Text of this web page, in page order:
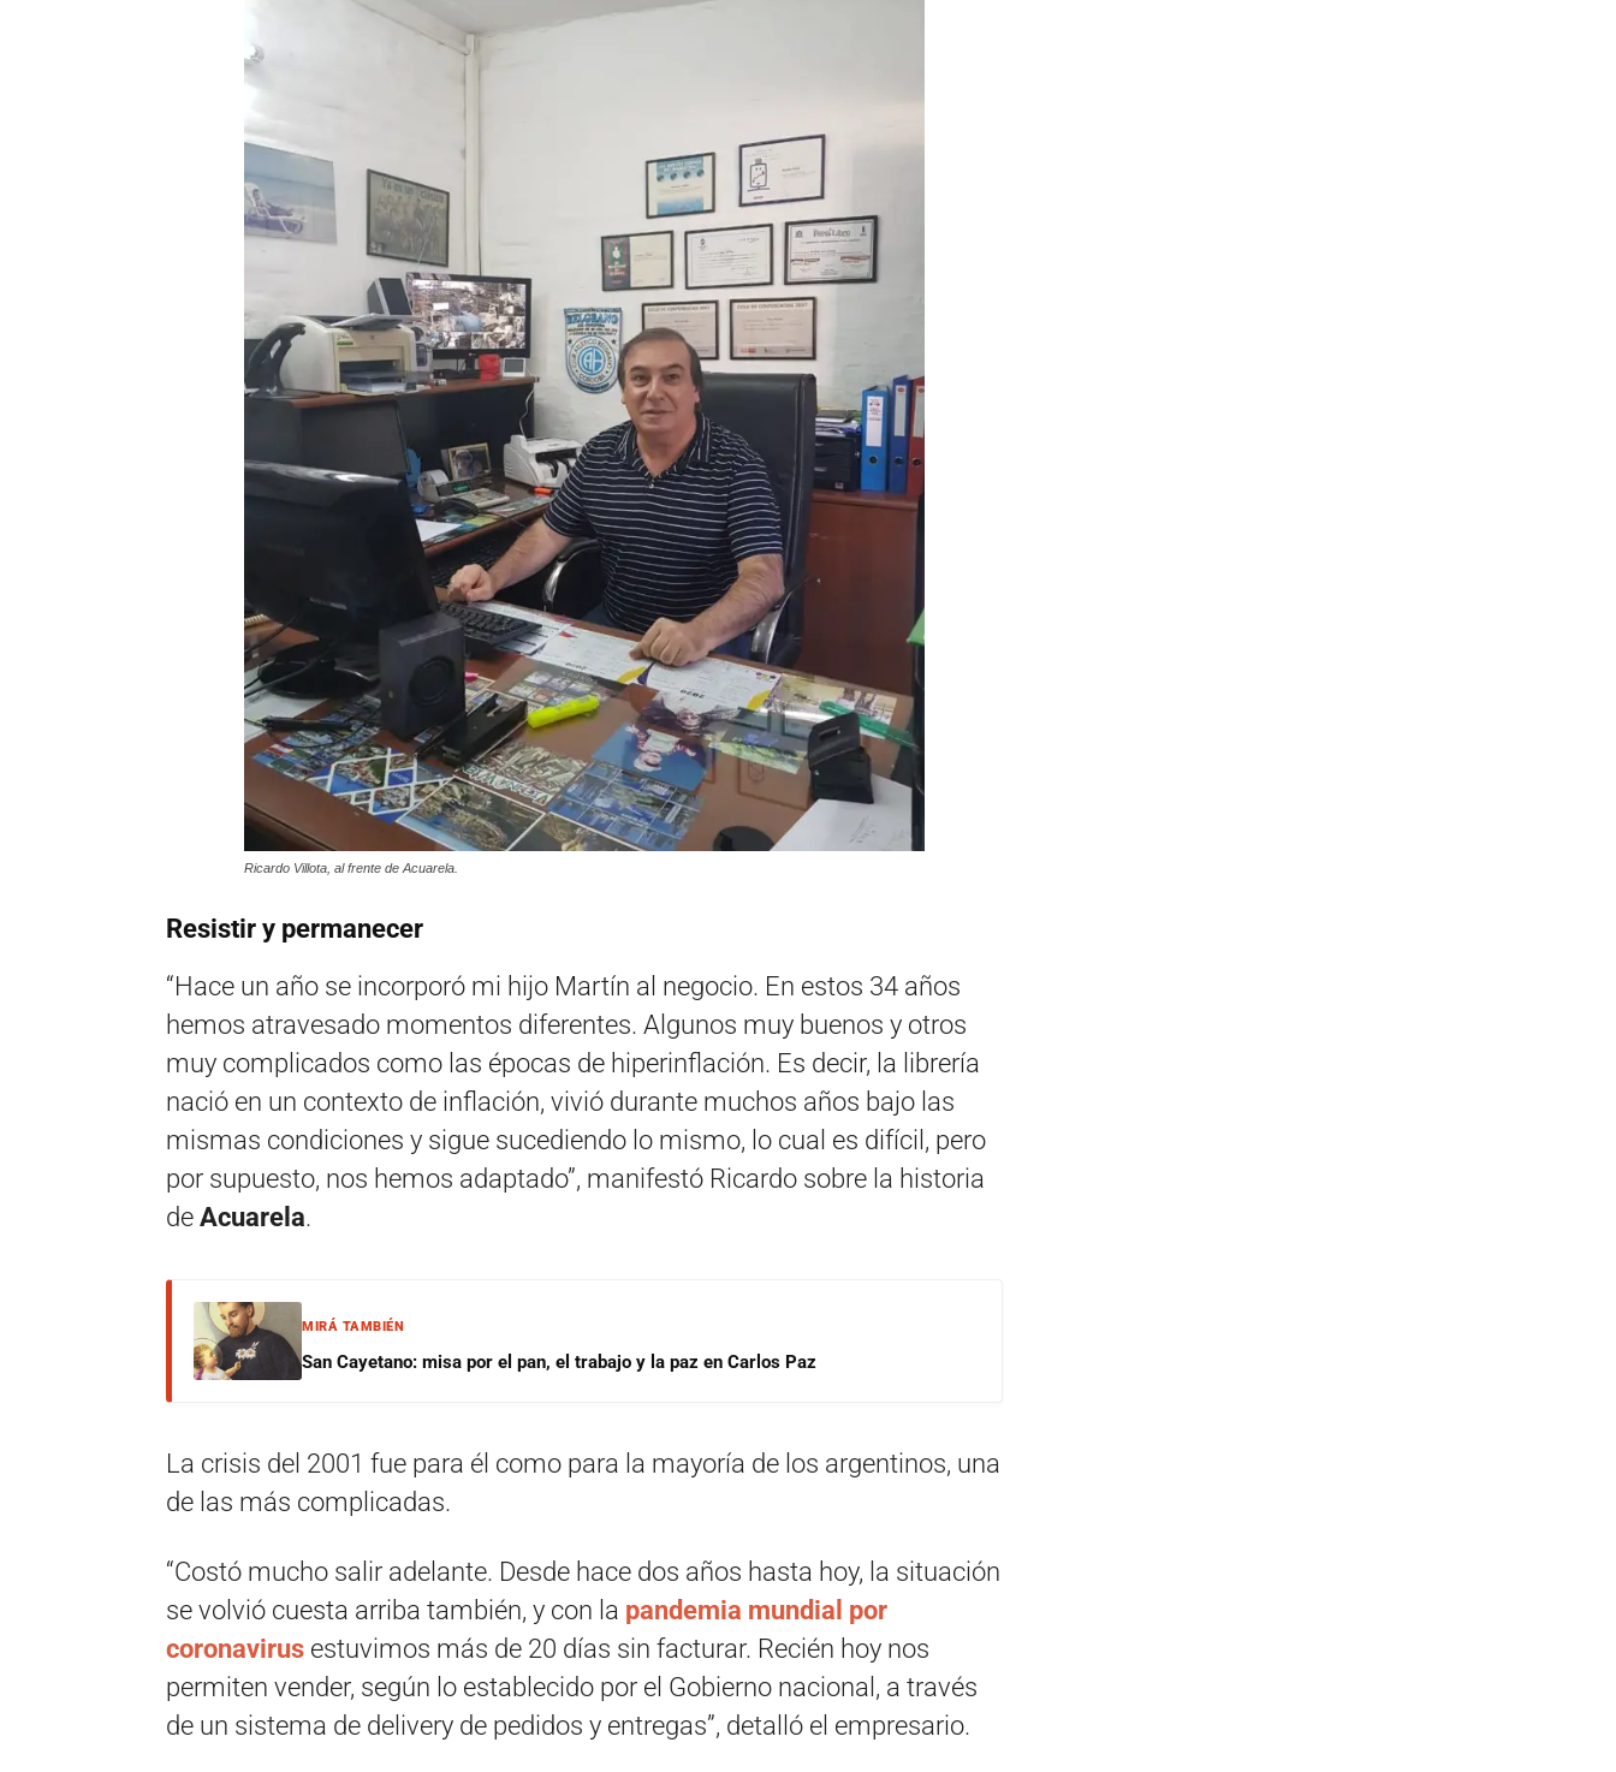
Ricardo Villota, al frente de Acuarela.
Resistir y permanecer
“Hace un año se incorporó mi hijo Martín al negocio. En estos 34 años
hemos atravesado momentos diferentes. Algunos muy buenos y otros
muy complicados como las épocas de hiperinflación. Es decir, la librería
nació en un contexto de inflación, vivió durante muchos años bajo las
mismas condiciones y sigue sucediendo lo mismo, lo cual es difícil, pero
por supuesto, nos hemos adaptado”, manifestó Ricardo sobre la historia
de Acuarela.
MIRÁ TAMBIÉN
San Cayetano: misa por el pan, el trabajo y la paz en Carlos Paz
La crisis del 2001 fue para él como para la mayoría de los argentinos, una
de las más complicadas.
“Costó mucho salir adelante. Desde hace dos años hasta hoy, la situación
se volvió cuesta arriba también, y con la pandemia mundial por
coronavirus estuvimos más de 20 días sin facturar. Recién hoy nos
permiten vender, según lo establecido por el Gobierno nacional, a través
de un sistema de delivery de pedidos y entregas”, detalló el empresario.